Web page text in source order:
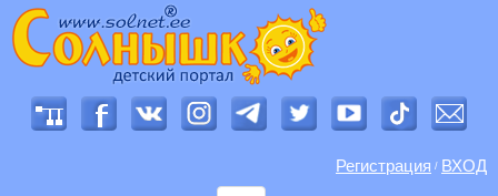
Регистрация / ВХОД